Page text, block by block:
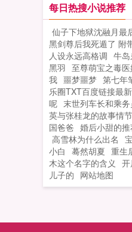
每日热搜小说推荐
仙子下地狱沈融月最
黑剑尊后我死遁了 附
人设永远高格调 牛
黑羽 至尊萌宝之毒
我 噩梦噩梦 第七年
乐圈TXT百度链接最
呢 末世列车长和乘
英与张桂龙的故事情
国爸爸 婚后小甜的
高雪林为什么出名
小白 蓦然胡夏 重生
木这个名字的含义
儿子的 网站地图